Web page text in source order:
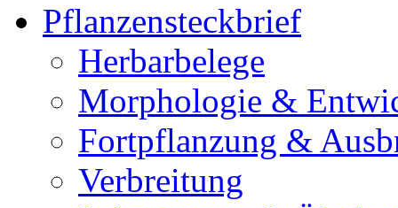
Pflanzensteckbrief
Herbarbelege
Morphologie &
Fortpflanzung &
Verbreitung